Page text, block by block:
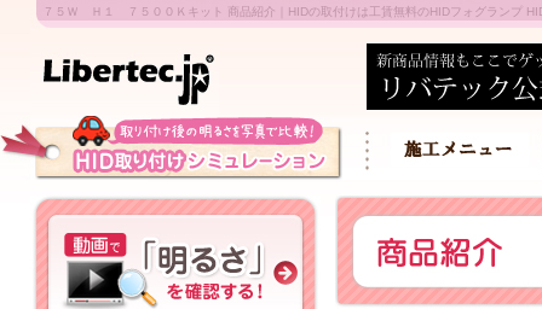
７５Ｗ Ｈ１ ７５００Ｋキット 商品紹介｜HIDの取付けは工賃無料のHIDフォグランプ